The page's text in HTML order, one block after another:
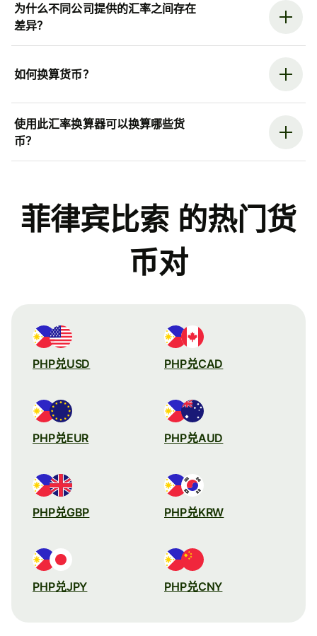
为什么不同公司提供的汇率之间存在
差异？
如何换算货币？
使用此汇率换算器可以换算哪些货
币？
菲律宾比索 的热门货
币对
PHP兑USD PHP兑CAD
PHP兑EUR PHP兑AUD
PHP兑GBP PHP兑KRW
PHP兑JPY PHP兑CNY